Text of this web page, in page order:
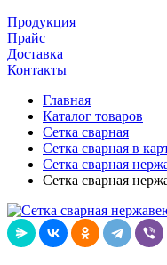
Продукция
Прайс
Доставка
Контакты
Главная
Каталог товаров
Сетка сварная
Сетка сварная в
Сетка сварная
Сетка сварная